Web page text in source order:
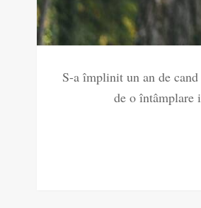
S-a împlinit un an de
de o întâmplare